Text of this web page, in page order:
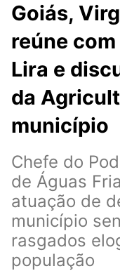
Goiás,
reúne
Lira e
da
município
Chefe do
de Águas
atuação de
município
rasgados
população